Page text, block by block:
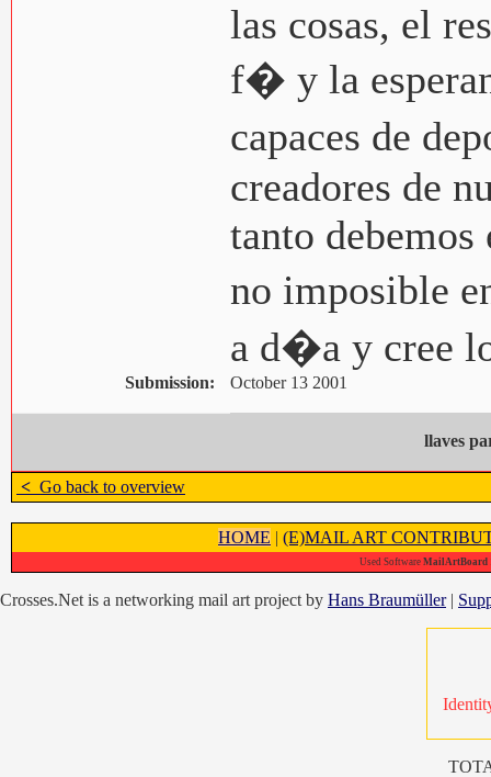
las cosas, el
f� y la
capaces de
creadores de
tanto
no imposible
a d�a y cree
Submission: October 13 2001
llaves
< Go back to overview
HOME | (E)MAIL ART
Used Software MailArtBoard
Crosses.Net is a networking mail art project by Hans Braumüller|